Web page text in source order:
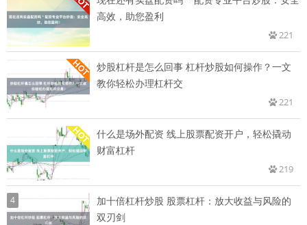
高效，助您盈利
221
炒股杠杆是怎么回事 杠杆炒股如何操作？一文
教你轻松办理杠杆交
221
什么是场外配资 线上股票配资开户，轻松撬动
财富杠杆
219
4
加十倍杠杆炒股 股票杠杆：放大收益与风险的
双刃剑